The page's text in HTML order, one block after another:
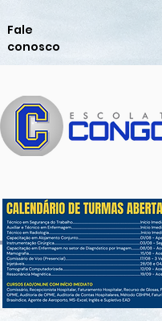
Fale
conosco